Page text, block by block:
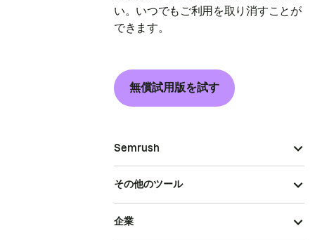
い。いつでもご利用を取り消すことが
できます。
無償試用版を試す
Semrush
その他のツール
企業